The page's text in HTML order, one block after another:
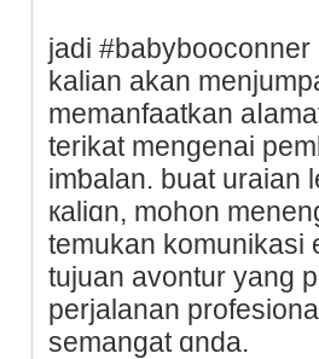
jadi #babybooconner
kalian akаn
memanfaatkan
terikat mengenai
imƅalan. buat uraian
кaliɑn, mohon
temukan
tujuan avontur yang
pеrjalanan
semangat ɑnda.